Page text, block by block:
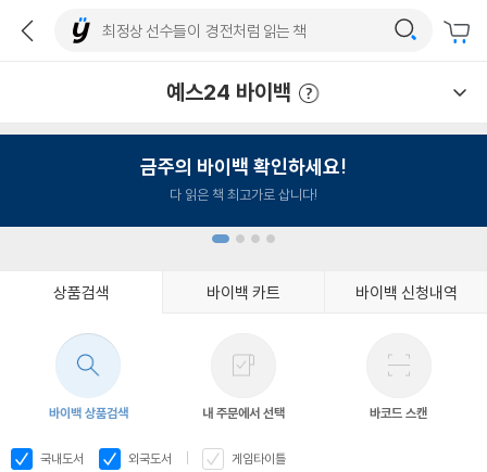
예스24 바이백
금주의 바이백 확인하세요!
다 읽은 책 최고가로 삽니다!
상품검색 바이백 카트 바이백 신청내역
바이백 상품검색 내 주문에서 선택 바코드 스캔
국내도서 외국도서 게임타이틀